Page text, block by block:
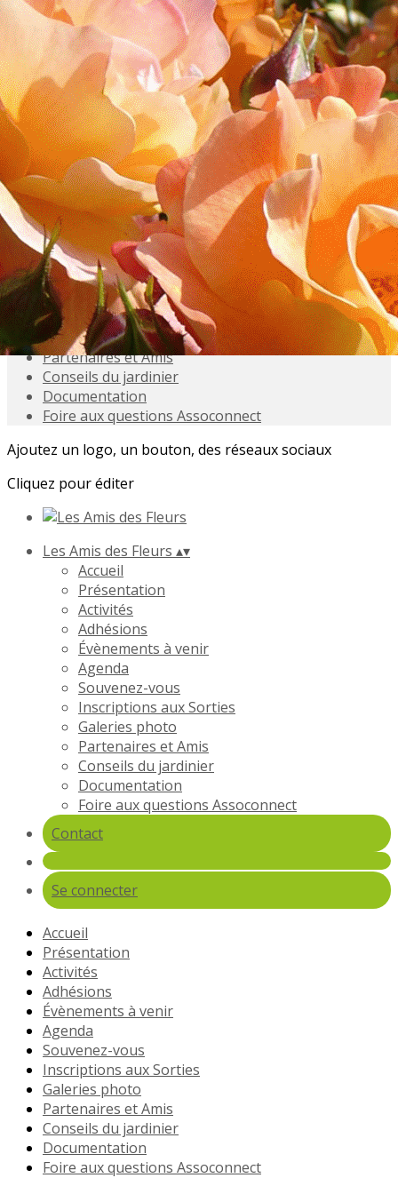
Exporter les lignes sélectionnées
Exporter toutes les colonnes
Exporter uniquement les colonnes affichées
Menu
<
>
Accueil
Présentation
Activités
Adhésions
Évènements à venir
Agenda
Souvenez-vous
Inscriptions aux Sorties
Galeries photo
Partenaires et Amis
Conseils du jardinier
Documentation
Foire aux questions Assoconnect
Ajoutez un logo, un bouton, des réseaux sociaux
Cliquez pour éditer
Les Amis des Fleurs ▴▾
Accueil
Présentation
Activités
Adhésions
Évènements à venir
Agenda
Souvenez-vous
Inscriptions aux Sorties
Galeries photo
Partenaires et Amis
Conseils du jardinier
Documentation
Foire aux questions Assoconnect
Contact
Se connecter
Accueil
Présentation
Activités
Adhésions
Évènements à venir
Agenda
Souvenez-vous
Inscriptions aux Sorties
Galeries photo
Partenaires et Amis
Conseils du jardinier
Documentation
Foire aux questions Assoconnect